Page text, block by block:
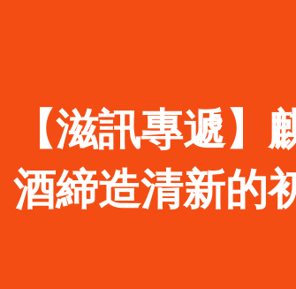
【滋訊專遞
酒締造清新的